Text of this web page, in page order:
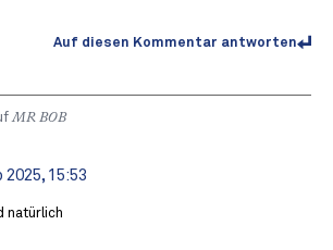
Auf diesen Kommentar antworten
MR BOB ️
2025, 15:53
natürlich